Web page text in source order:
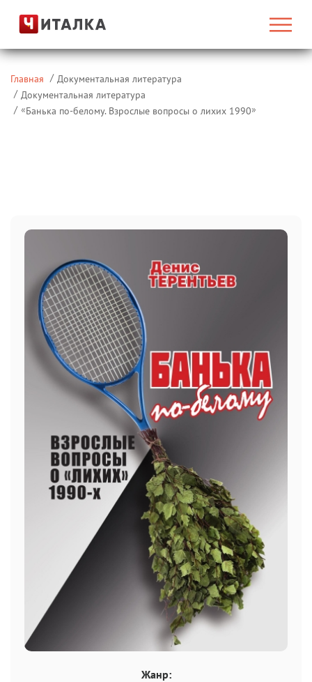
Главная
Документальная литература
Документальная литература
«Банька по-белому. Взрослые вопросы о лихих 1990»
Жанр: